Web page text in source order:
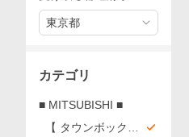
東京都
カテゴリ
■ MITSUBISHI ■
【 タウンボックス